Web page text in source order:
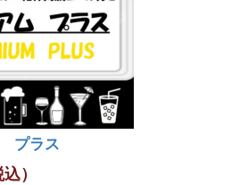
プラス
込）